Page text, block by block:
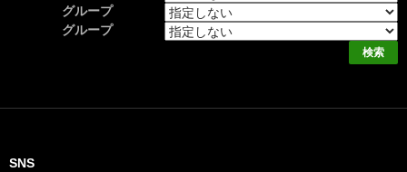
グループ
グループ
SNS